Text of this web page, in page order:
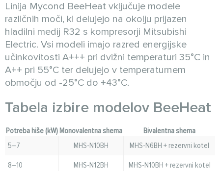
Linija Mycond BeeHeat vključuje modele
različnih moči, ki delujejo na okolju prijazen
hladilni medij R32 s kompresorji Mitsubishi
Electric. Vsi modeli imajo razred energijske
učinkovitosti A+++ pri dvižni temperaturi 35°C in
A++ pri 55°C ter delujejo v temperaturnem
območju od -25°C do +43°C.
Tabela izbire modelov BeeHeat
Potreba hiše (kW)Monovalentna shema
Bivalentna shema
5–7
MHS-N10BH
MHS-N6BH + rezervni kotel
8–10
MHS-N12BH
MHS-N10BH + rezervni kotel